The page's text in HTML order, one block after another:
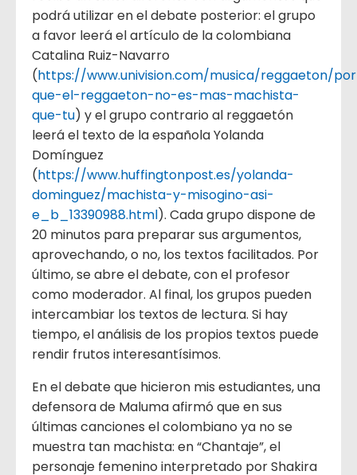
podrá utilizar en el debate posterior: el grupo
a favor leerá el artículo de la colombiana
Catalina Ruiz-Navarro
(https://www.univision.com/musica/reggaeton/
que-el-reggaeton-no-es-mas-machista-
que-tu) y el grupo contrario al reggaetón
leerá el texto de la española Yolanda
Domínguez
(https://www.huffingtonpost.es/yolanda-
dominguez/machista-y-misogino-asi-
e_b_13390988.html). Cada grupo dispone de
20 minutos para preparar sus argumentos,
aprovechando, o no, los textos facilitados. Por
último, se abre el debate, con el profesor
como moderador. Al final, los grupos pueden
intercambiar los textos de lectura. Si hay
tiempo, el análisis de los propios textos puede
rendir frutos interesantísimos.
En el debate que hicieron mis estudiantes, una
defensora de Maluma afirmó que en sus
últimas canciones el colombiano ya no se
muestra tan machista: en “Chantaje”, el
personaje femenino interpretado por Shakira